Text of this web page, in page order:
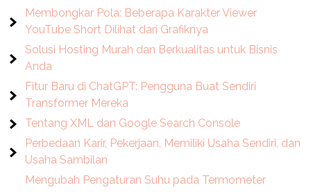
Membongkar Pola: Beberapa Karakter Viewer
YouTube Short Dilihat dari Grafiknya
Solusi Hosting Murah dan Berkualitas untuk Bisnis
Anda
Fitur Baru di ChatGPT: Pengguna Buat Sendiri
Transformer Mereka
Tentang XML dan Google Search Console
Perbedaan Karir, Pekerjaan, Memiliki Usaha Sendiri, dan
Usaha Sambilan
Mengubah Pengaturan Suhu pada Termometer